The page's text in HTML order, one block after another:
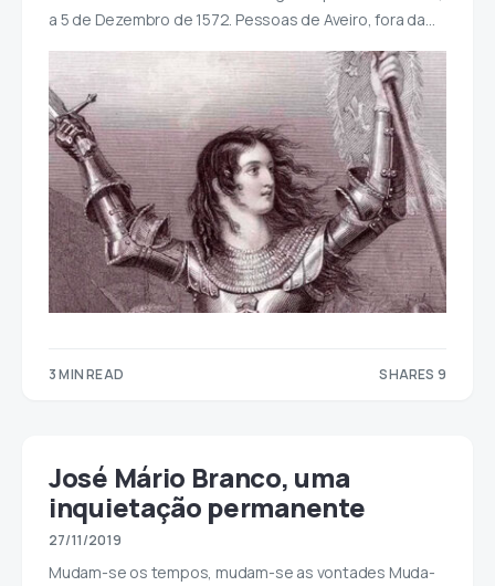
a 5 de Dezembro de 1572. Pessoas de Aveiro, fora da…
3 MIN READ SHARES 9
José Mário Branco, uma
inquietação permanente
27/11/2019
Mudam-se os tempos, mudam-se as vontades Muda-